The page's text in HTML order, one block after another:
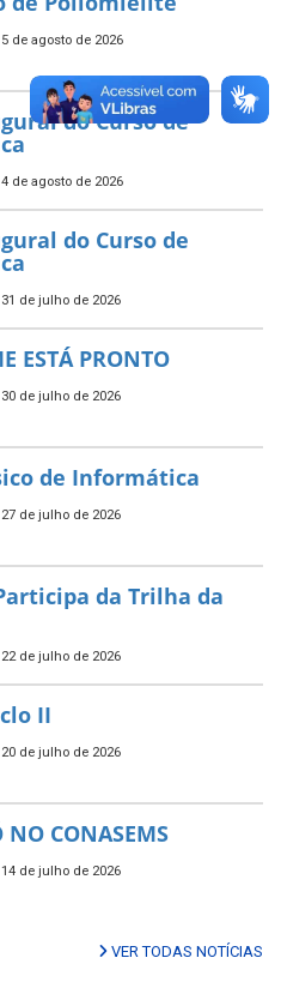
de agosto de 2026
do Curso de
de agosto de 2026
do Curso de
de julho de 2026
ESTÁ PRONTO
de julho de 2026
de Informática
de julho de 2026
da Trilha da
de julho de 2026
II
de julho de 2026
NO CONASEMS
de julho de 2026
VER TODAS NOTÍCIAS